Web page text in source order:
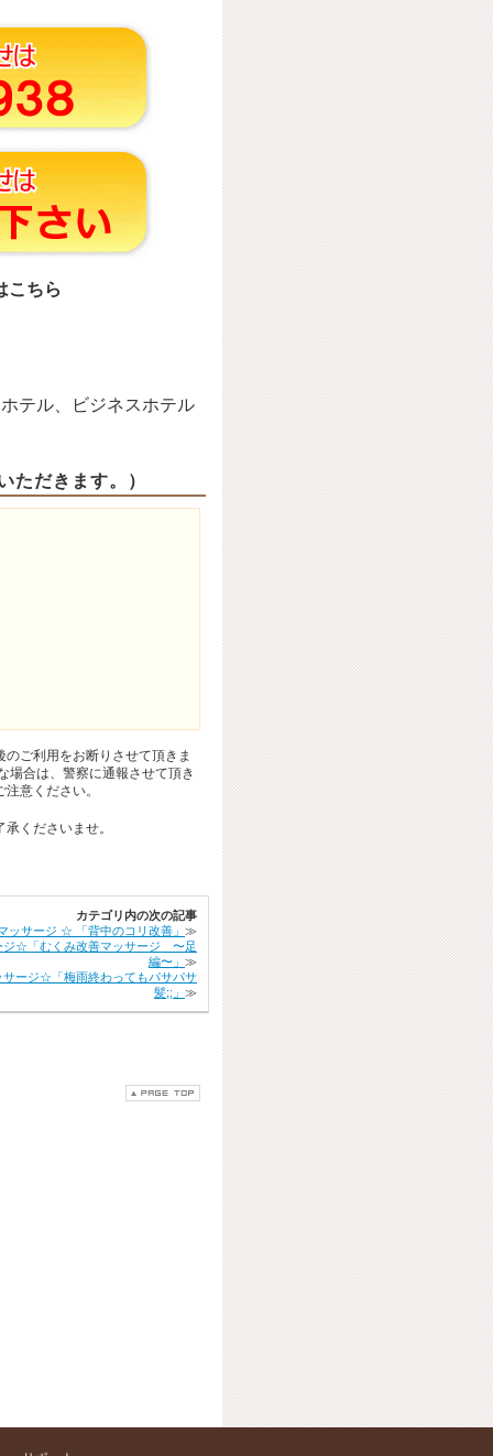
こちら
テル、ビジネスホテル
ただきます。）
ご利用をお断りさせて頂きま
場合は、警察に通報させて頂き
意ください。
くださいませ。
カテゴリ内の次の記事
ッサージ ☆ 「背中のコリ改善」 ≫
ジ☆「むくみ改善マッサージ 〜足
編〜」 ≫
サージ☆「梅雨終わってもパサパサ
髪;;」 ≫